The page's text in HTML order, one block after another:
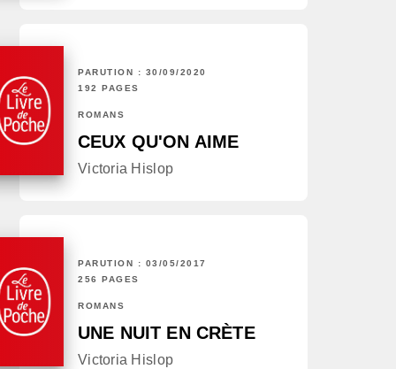
PARUTION : 30/09/2020
192 PAGES
ROMANS
CEUX QU'ON AIME
Victoria Hislop
PARUTION : 03/05/2017
256 PAGES
ROMANS
UNE NUIT EN CRÈTE
Victoria Hislop